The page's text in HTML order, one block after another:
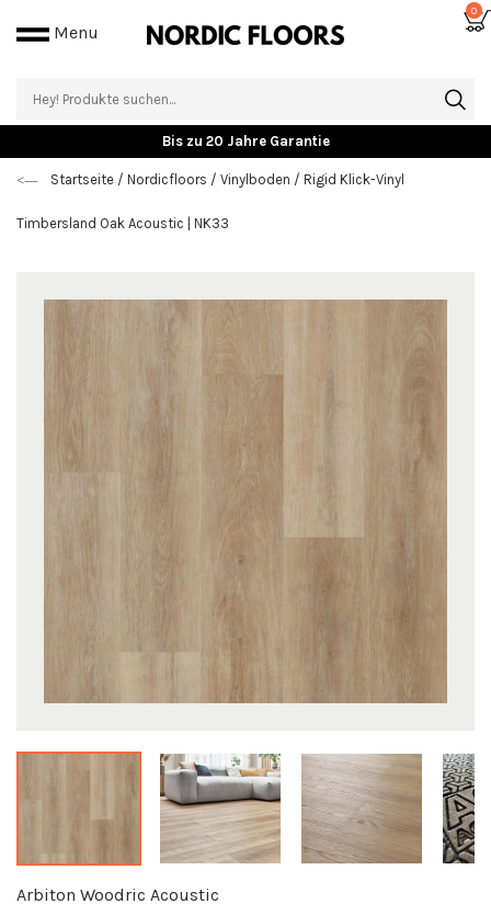
Menu
0
Bis zu 20 Jahre Garantie
Startseite / Nordicfloors / Vinylboden / Rigid Klick-Vinyl
Timbersland Oak Acoustic | NK33
Arbiton Woodric Acoustic